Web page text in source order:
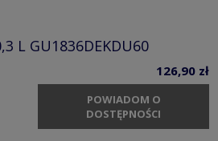
L GU1836DEKDU60
126,90 zł
POWIADOM O
DOSTĘPNOŚCI